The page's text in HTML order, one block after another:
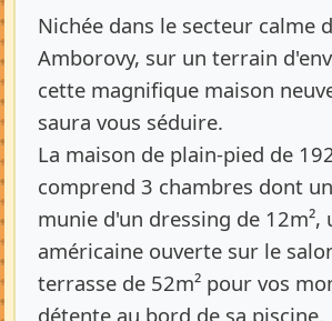
Nichée dans le secteur calme
Amborovy, sur un terrain
cette magnifique maison
saura vous séduire.
La maison de plain-pied de
comprend 3 chambres dont
munie d'un dressing de 12m²,
américaine ouverte sur le
terrasse de 52m² pour vos
détente au bord de sa piscine.